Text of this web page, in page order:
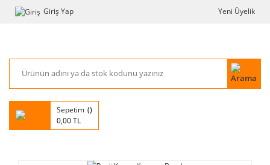
Giriş Yap Yeni Üyelik
Sepetim
0,00 TL